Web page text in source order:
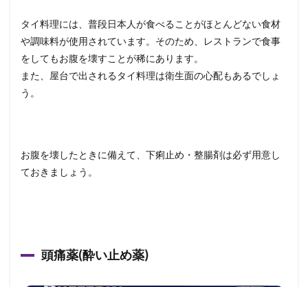
タイ料理には、普段日本人が食べることがほとんどない食材
や調味料が使用されています。そのため、レストランで食事
をしてもお腹を壊すことが稀にあります。
また、屋台で出されるタイ料理は衛生面の心配もあるでしょ
う。
お腹を壊したときに備えて、下痢止め・整腸剤は必ず用意し
ておきましょう。
頭痛薬(酔い止め薬)